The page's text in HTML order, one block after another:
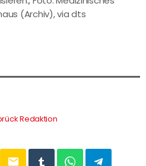
(Archiv), via dts
Redaktion
email